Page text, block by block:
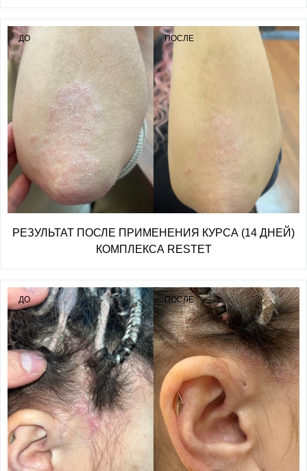
ДО ПОСЛЕ
РЕЗУЛЬТАТ ПОСЛЕ ПРИМЕНЕНИЯ КУРСА (14 ДНЕЙ)
КОМПЛЕКСА RESTET
ДО ПОСЛЕ